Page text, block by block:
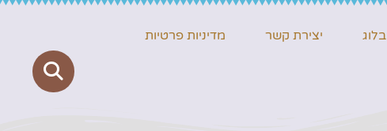
בלוג יצירת קשר מדיניות פרטיות